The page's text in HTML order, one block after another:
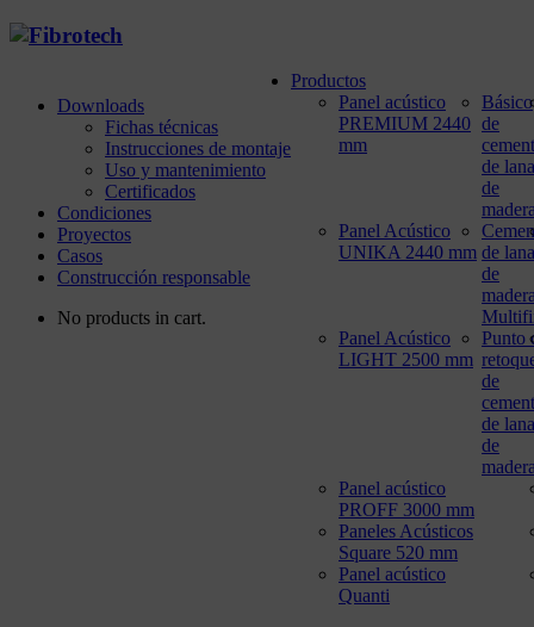
Downloads
Fichas técnicas
Instrucciones de montaje
Uso y mantenimiento
Certificados
Condiciones
Proyectos
Casos
Construcción responsable
No products in cart.
Productos
Panel acústico
PREMIUM 2440
mm
Panel Acústico
UNIKA 2440 mm
Panel Acústico
LIGHT 2500 mm
Panel acústico
PROFF 3000 mm
Paneles Acústicos
Square 520 mm
Panel acústico
Quanti
Básico
de
de lana
de
de lana
de
Punto
de
de lana
de